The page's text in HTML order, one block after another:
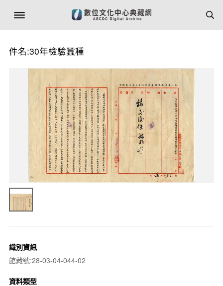
件名:30年檢驗蠶種
識別資訊
館藏號:28-03-04-044-02
資料類型